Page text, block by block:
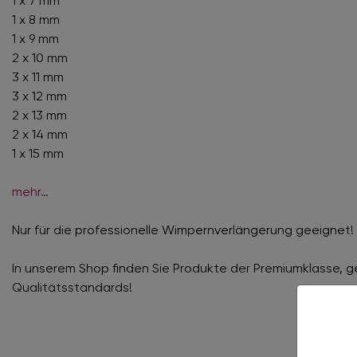
1 x 8 mm
1 x 9 mm
2 x 10 mm
3 x 11 mm
3 x 12 mm
2 x 13 mm
2 x 14 mm
1 x 15 mm
mehr…
Nur für die professionelle Wimpernverlängerung geeignet!
In unserem Shop finden Sie Produkte der Premiumklasse,
Qualitätsstandards!